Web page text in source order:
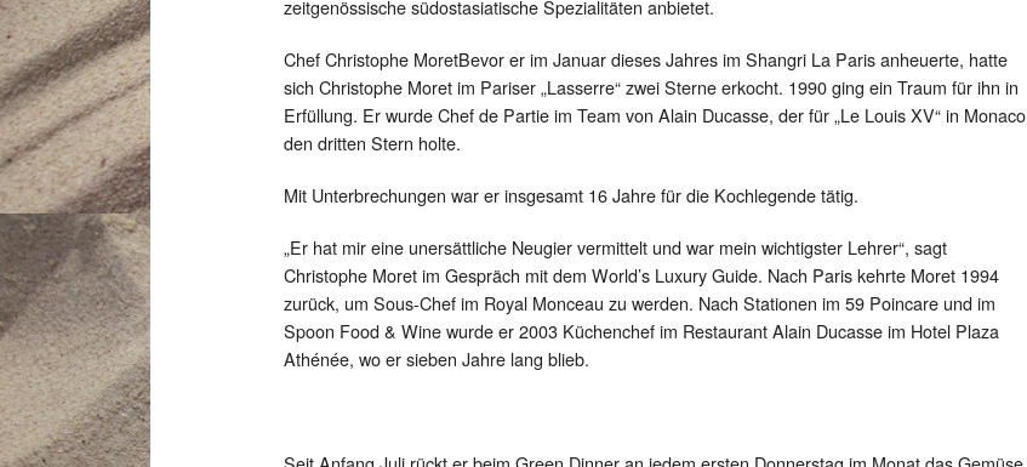
zeitgenössische südostasiatische Spezialitäten anbietet.
Chef Christophe MoretBevor er im Januar dieses Jahres im Shangri La Paris anheuerte, hatte
sich Christophe Moret im Pariser „Lasserre“ zwei Sterne erkocht. 1990 ging ein Traum für ihn in
Erfüllung. Er wurde Chef de Partie im Team von Alain Ducasse, der für „Le Louis XV“ in Monaco
den dritten Stern holte.
Mit Unterbrechungen war er insgesamt 16 Jahre für die Kochlegende tätig.
„Er hat mir eine unersättliche Neugier vermittelt und war mein wichtigster Lehrer“, sagt
Christophe Moret im Gespräch mit dem World’s Luxury Guide. Nach Paris kehrte Moret 1994
zurück, um Sous-Chef im Royal Monceau zu werden. Nach Stationen im 59 Poincare und im
Spoon Food & Wine wurde er 2003 Küchenchef im Restaurant Alain Ducasse im Hotel Plaza
Athénée, wo er sieben Jahre lang blieb.